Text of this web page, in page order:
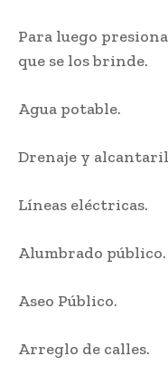
Para luego
que se los brinde.
Agua potable.
Drenaje y
Líneas eléctricas.
Alumbrado público.
Aseo Público.
Arreglo de calles.